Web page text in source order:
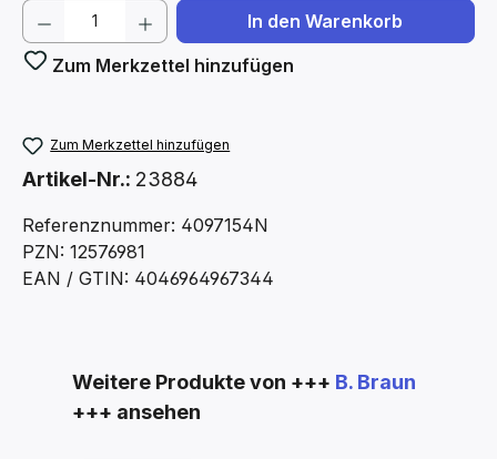
Produkt Anzahl: Gib den gewünschten
In den Warenkorb
Zum Merkzettel hinzufügen
Zum Merkzettel hinzufügen
Artikel-Nr.: 23884
Referenznummer: 4097154N
PZN: 12576981
EAN / GTIN: 4046964967344
Produktgalerie überspringen
Weitere Produkte von +++ B. Braun
+++ ansehen